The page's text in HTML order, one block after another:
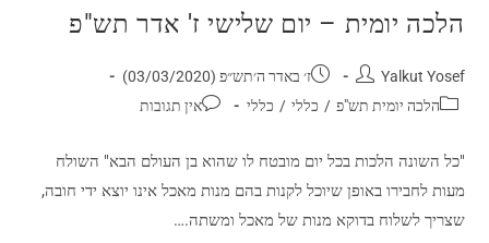
הלכה יומית – יום שלישי ז' אדר תש"פ
Yalkut Yosef
ז׳ באדר ה׳תש״פ (03/03/2020)
הלכה יומית תש"פ / כללי / כללי אין תגובות
"כל השונה הלכות בכל יום מובטח לו שהוא בן העולם הבא" השולח
מעות לחבירו באופן שיוכל לקנות בהם מנות מאכל אינו יוצא ידי חובה,
שצריך לשלוח בדוקא מנות של מאכל ומשתה.…